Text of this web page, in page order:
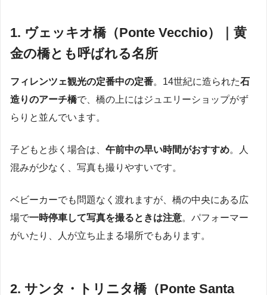
1. ヴェッキオ橋（Ponte Vecchio）｜黄
金の橋とも呼ばれる名所
フィレンツェ観光の定番中の定番。14世紀に造られた石
造りのアーチ橋で、橋の上にはジュエリーショップがず
らりと並んでいます。
子どもと歩く場合は、 午前中の早い時間がおすすめ。人
混みが少なく、写真も撮りやすいです。
ベビーカーでも問題なく渡れますが、橋の中央にある広
場で一時停車して写真を撮るときは注意。パフォーマー
がいたり、人が立ち止まる場所でもあります。
2. サンタ・トリニタ橋（Ponte Santa